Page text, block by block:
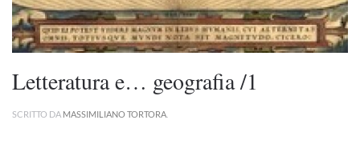
Letteratura e… geografia /1
SCRITTO DA MASSIMILIANO TORTORA